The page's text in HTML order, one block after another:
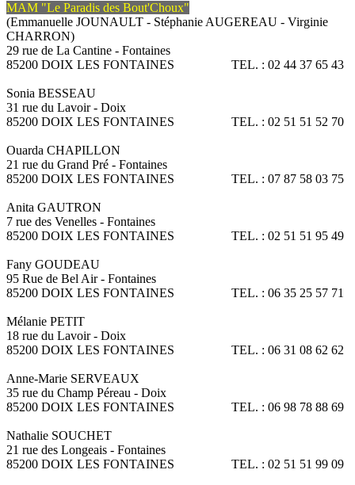
MAM "Le Paradis des Bout'Choux"
(Emmanuelle JOUNAULT - Stéphanie AUGEREAU - Virginie
CHARRON)
29 rue de La Cantine - Fontaines
85200 DOIX LES FONTAINES TEL. : 02 44 37 65 43
Sonia BESSEAU
31 rue du Lavoir - Doix
85200 DOIX LES FONTAINES TEL. : 02 51 51 52 70
Ouarda CHAPILLON
21 rue du Grand Pré - Fontaines
85200 DOIX LES FONTAINES TEL. : 07 87 58 03 75
Anita GAUTRON
7 rue des Venelles - Fontaines
85200 DOIX LES FONTAINES TEL. : 02 51 51 95 49
Fany GOUDEAU
95 Rue de Bel Air - Fontaines
85200 DOIX LES FONTAINES TEL. : 06 35 25 57 71
Mélanie PETIT
18 rue du Lavoir - Doix
85200 DOIX LES FONTAINES TEL. : 06 31 08 62 62
Anne-Marie SERVEAUX
35 rue du Champ Péreau - Doix
85200 DOIX LES FONTAINES TEL. : 06 98 78 88 69
Nathalie SOUCHET
21 rue des Longeais - Fontaines
85200 DOIX LES FONTAINES TEL. : 02 51 51 99 09